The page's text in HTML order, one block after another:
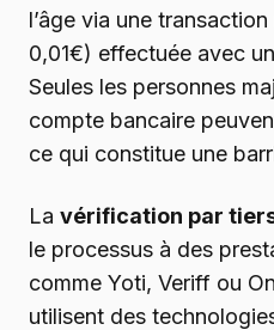
l’âge via une
0,01€) effectuée avec
Seules les personnes
compte bancaire
ce qui constitue une
La vérification par
le processus à des
comme Yoti, Veriff ou
utilisent des